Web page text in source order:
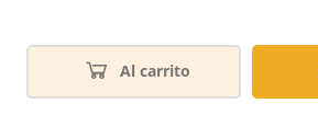
Al carrito